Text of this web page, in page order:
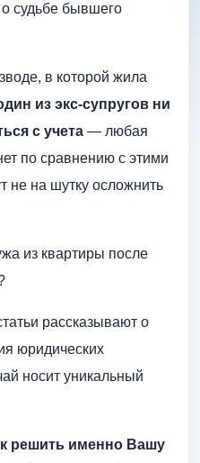
судьбе бывшего
в которой жила
из экс-супругов ни
с учета — любая
по сравнению с этими
не на шутку осложнить
из квартиры после
рассказывают о
юридических
носит уникальный
решить именно Вашу